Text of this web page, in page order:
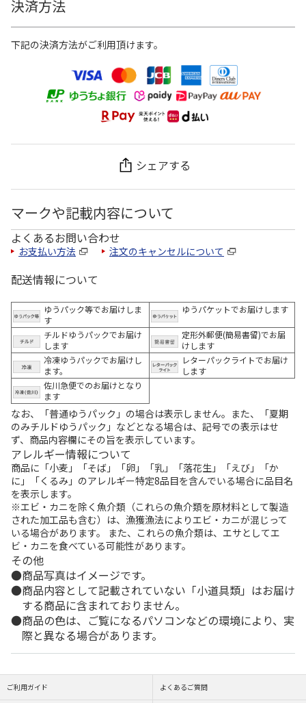
決済方法
下記の決済方法がご利用頂けます。
シェアする
マークや記載内容について
よくあるお問い合わせ
お支払い方法 注文のキャンセルについて
配送情報について
ゆうパック等でお届けしま
す
ゆうパケットでお届けします
チルドゆうパックでお届け
します
定形外郵便(簡易書留)でお届
けします
冷凍ゆうパックでお届けし
ます。
レターパックライトでお届け
します
佐川急便でのお届けとなり
ます
なお、「普通ゆうパック」の場合は表示しません。また、「夏期
のみチルドゆうパック」などとなる場合は、記号での表示はせ
ず、商品内容欄にその旨を表示しています。
アレルギー情報について
商品に「小麦」「そば」「卵」「乳」「落花生」「えび」「か
に」「くるみ」のアレルギー特定8品目を含んでいる場合に品目名
を表示します。
※エビ・カニを除く魚介類（これらの魚介類を原材料として製造
された加工品も含む）は、漁獲漁法によりエビ・カニが混じって
いる場合があります。 また、これらの魚介類は、エサとしてエ
ビ・カニを食べている可能性があります。
その他
商品写真はイメージです。
商品内容として記載されていない「小道具類」はお届け
する商品に含まれておりません。
商品の色は、ご覧になるパソコンなどの環境により、実
際と異なる場合があります。
ご利用ガイド よくあるご質問